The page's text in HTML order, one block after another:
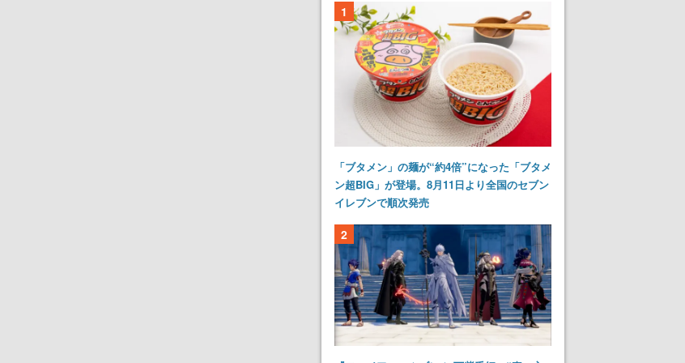
1
「ブタメン」の麺が“約4倍”になった「ブタメ
ン超BIG」が登場。8月11日より全国のセブン
イレブンで順次発売
2